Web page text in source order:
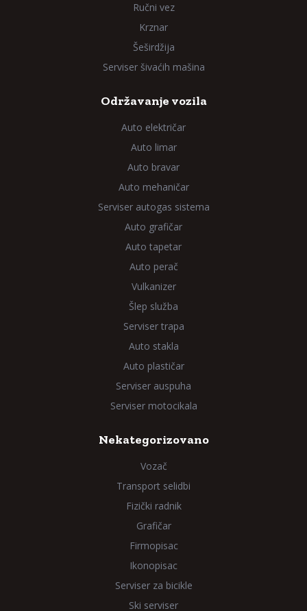
Ručni vez
Krznar
Šeširdžija
Serviser šivaćih mašina
Održavanje vozila
Auto električar
Auto limar
Auto bravar
Auto mehaničar
Serviser autogas sistema
Auto grafičar
Auto tapetar
Auto perač
Vulkanizer
Šlep služba
Serviser trapa
Auto stakla
Auto plastičar
Serviser auspuha
Serviser motocikala
Nekategorizovano
Vozač
Transport selidbi
Fizički radnik
Grafičar
Firmopisac
Ikonopisac
Serviser za bicikle
Ski serviser